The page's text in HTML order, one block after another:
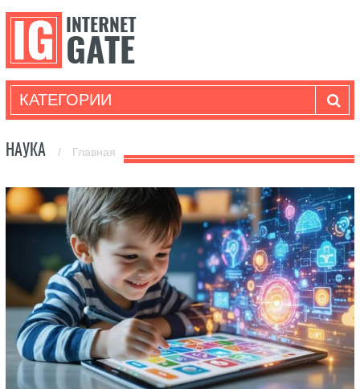
КАТЕГОРИИ
НАУКА / Главная